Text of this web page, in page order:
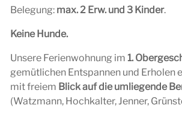
Belegung: max. 2 Erw. und 3 Kinder.
Keine Hunde.
Unsere Ferienwohnung im1.
gemütlichen Entspannen und Erholen
mit freiem Blick auf die umliegende
(Watzmann, Hochkalter, Jenner,